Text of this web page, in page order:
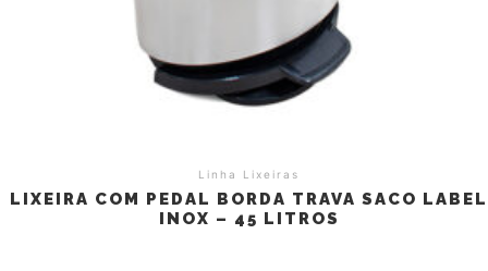
Linha Lixeiras
LIXEIRA COM PEDAL BORDA TRAVA SACO LABEL
INOX – 45 LITROS